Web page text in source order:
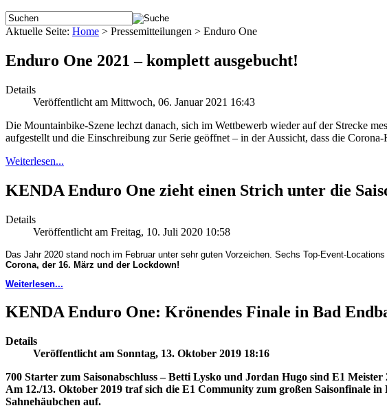
Aktuelle Seite: Home > Pressemitteilungen > Enduro One
Enduro One 2021 – komplett ausgebucht!
Details
Veröffentlicht am Mittwoch, 06. Januar 2021 16:43
Die Mountainbike-Szene lechzt danach, sich im Wettbewerb wieder auf der Strecke
aufgestellt und die Einschreibung zur Serie geöffnet – in der Aussicht, dass die
Weiterlesen...
KENDA Enduro One zieht einen Strich unter die
Details
Veröffentlicht am Freitag, 10. Juli 2020 10:58
Das Jahr 2020 stand noch im Februar unter sehr guten Vorzeichen. Sechs Top-Event-
Corona, der 16. März und der Lockdown!
Weiterlesen...
KENDA Enduro One: Krönendes Finale in Bad
Details
Veröffentlicht am Sonntag, 13. Oktober 2019 18:16
700 Starter zum Saisonabschluss – Betti Lysko und Jordan Hugo sind E1 Meister
Am 12./13. Oktober 2019 traf sich die E1 Community zum großen Saisonfinale
Sahnehäubchen auf.